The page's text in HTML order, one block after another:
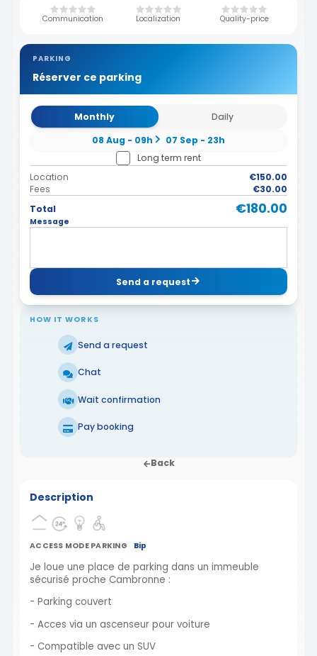
Communication Localization Quality-price
PARKING
Réserver ce parking
Monthly
Daily
08 Aug - 09h
07 Sep - 23h
Long term rent
Location
€150.00
Fees
€30.00
Total
€180.00
Message
Send a request
HOW IT WORKS
Send a request
Chat
Wait confirmation
Pay booking
Back
Description
ACCESS MODE PARKING Bip
Je loue une place de parking dans un immeuble
sécurisé proche Cambronne :
- Parking couvert
- Acces via un ascenseur pour voiture
- Compatible avec un SUV